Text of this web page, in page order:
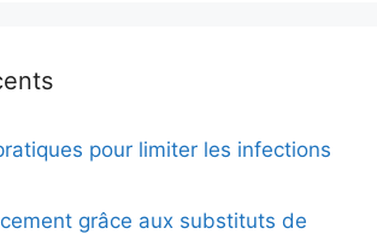
pour limiter les infections
grâce aux substituts de